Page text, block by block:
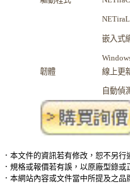
嵌入式
韌體
線上更
自動偵
．本文件的資訊若有修改，恕不另行
．規格或報價若有誤，以原廠型錄或
．本網站內容或文件當中所提及之